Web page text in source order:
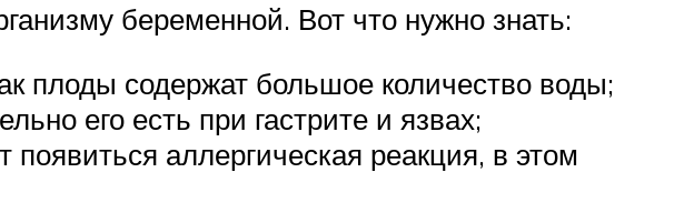
беременной. Вот что нужно знать:
плоды содержат большое количество воды;
его есть при гастрите и язвах;
аллергическая реакция, в этом